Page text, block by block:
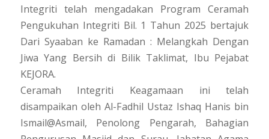
Integriti telah mengadakan Program Ceramah
Pengukuhan Integriti Bil. 1 Tahun 2025 bertajuk
Dari Syaaban ke Ramadan : Melangkah Dengan
Jiwa Yang Bersih di Bilik Taklimat, Ibu Pejabat
KEJORA.
Ceramah Integriti Keagamaan ini telah
disampaikan oleh Al-Fadhil Ustaz Ishaq Hanis bin
Ismail@Asmail, Penolong Pengarah, Bahagian